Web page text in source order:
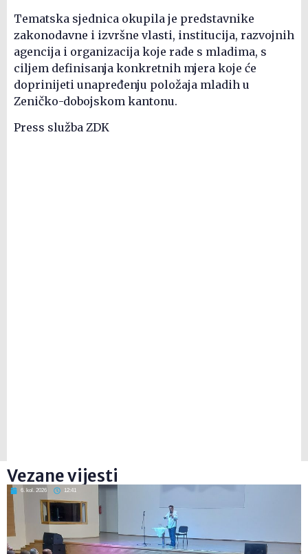
Tematska sjednica okupila je predstavnike
zakonodavne i izvršne vlasti, institucija, razvojnih
agencija i organizacija koje rade s mladima, s
ciljem definisanja konkretnih mjera koje će
doprinijeti unapređenju položaja mladih u
Zeničko-dobojskom kantonu.
Press služba ZDK
Vezane vijesti
6. kol. 2026 12:41